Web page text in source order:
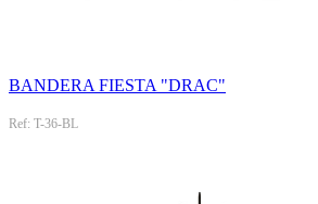
BANDERA FIESTA "DRAC"
Ref: T-36-BL